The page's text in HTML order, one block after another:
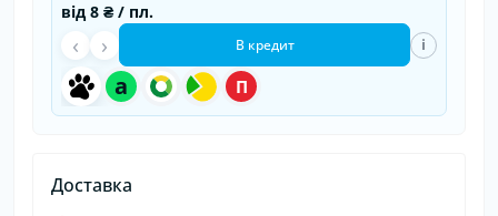
від 8 ₴ / пл.
‹
a
П
› В кредит i
Доставка